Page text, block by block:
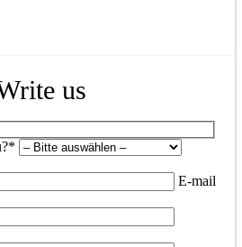
us
E-mail